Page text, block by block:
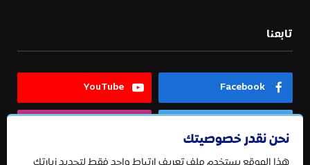
تابعنا
Facebook
YouTube
Telegram
نحن نقدر خصوصيتك